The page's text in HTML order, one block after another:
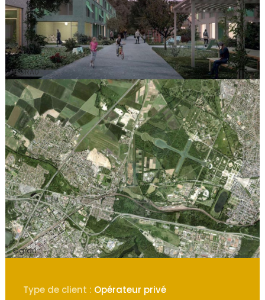
©GRAU
©grau
Type de client : Opérateur privé